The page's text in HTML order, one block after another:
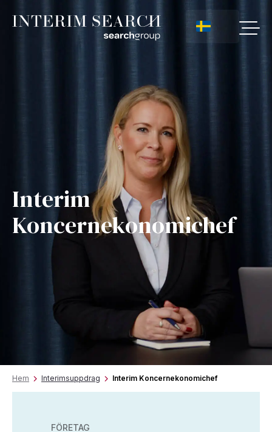
Interim
Koncernekonomichef
Hem Interimsuppdrag Interim Koncernekonomichef
FÖRETAG